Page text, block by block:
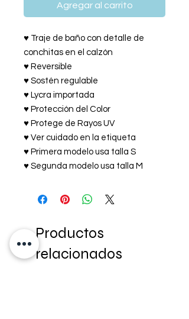
Agregar al carrito
♥ Traje de baño con detalle de
conchitas en el calzón
♥ Reversible
♥ Sostén regulable
♥ Lycra importada
♥ Protección del Color
♥ Protege de Rayos UV
♥ Ver cuidado en la etiqueta
♥ Primera modelo usa talla S
♥ Segunda modelo usa talla M
Productos
relacionados